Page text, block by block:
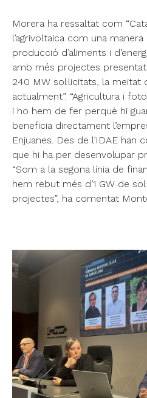
Morera ha ressaltat com
l’agrivoltaica com una
producció d’aliments i
amb més projectes
240 MW sol·licitats, la meitat
actualment”. “Agricultura i
i ho hem de fer perquè hi
beneficia directament
Enjuanes. Des de l’IDAE han
que hi ha per desenvolupar
“Som a la segona línia de
hem rebut més d’1 GW de
projectes”, ha comentat